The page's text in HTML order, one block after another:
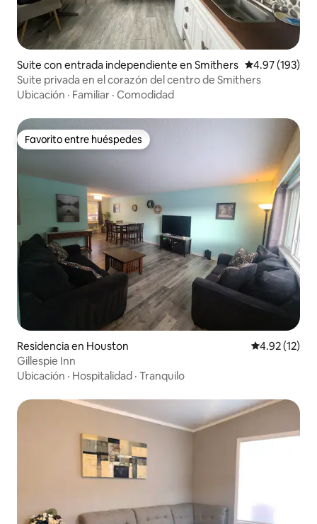
Suite con entrada independiente en Smithers Calificación
4.97 (193)
Suite privada en el corazón del centro de Smithers
Ubicación · Familiar · Comodidad
Favorito entre huéspedes
Favorito entre huéspedes
Residencia en Houston Calificación
4.92 (12)
Gillespie Inn
Ubicación · Hospitalidad · Tranquilo